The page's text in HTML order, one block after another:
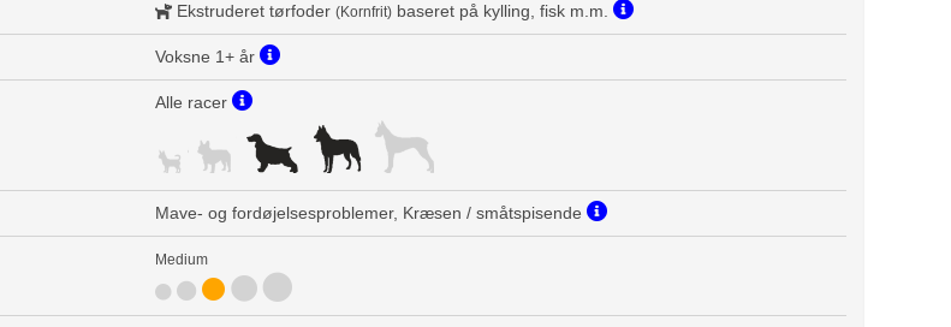
Ekstruderet tørfoder (Kornfrit) baseret på kylling, fisk m.m.
Voksne 1+ år
Alle racer
Mave- og fordøjelsesproblemer, Kræsen / småtspisende
Medium